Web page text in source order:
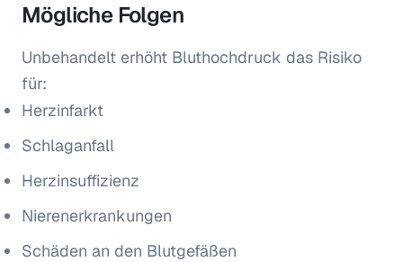
Mögliche Folgen
Unbehandelt erhöht Bluthochdruck das Risiko
für:
Herzinfarkt
Schlaganfall
Herzinsuffizienz
Nierenerkrankungen
Schäden an den Blutgefäßen